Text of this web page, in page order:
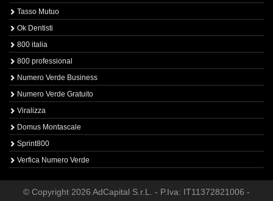
Tasso Mutuo
Ok Dentisti
800 italia
800 professional
Numero Verde Business
Numero Verde Gratuito
Viralizza
Domus Montascale
Sprint800
Verfica Numero Verde
© Copyright 2026 AdCapital S.r.L. - P.Iva: IT11372821006 -